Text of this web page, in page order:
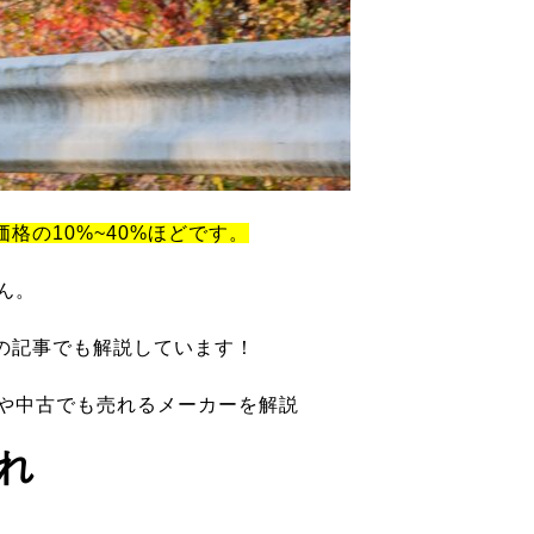
格の10%~40%ほどです。
。
事でも解説しています！
中古でも売れるメーカーを解説